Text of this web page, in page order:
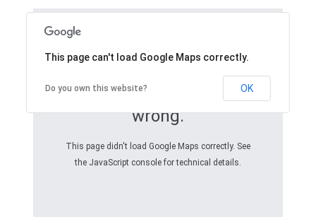
Oops! Something went
wrong.
This page didn't load Google Maps correctly. See
the JavaScript console for technical details.
This page can't load Google Maps correctly.
Do you own this website? OK